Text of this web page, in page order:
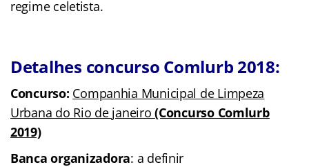
regime celetista.
Detalhes concurso Comlurb 2018:
Concurso: Companhia Municipal de Limpeza
Urbana do Rio de janeiro(Concurso Comlurb
2019)
Banca organizadora: a definir